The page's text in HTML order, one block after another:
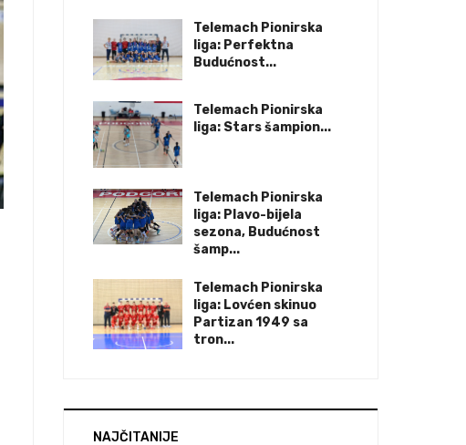
Telemach Pionirska
liga: Perfektna
Budućnost...
Telemach Pionirska
liga: Stars šampion...
Telemach Pionirska
liga: Plavo-bijela
sezona, Budućnost
šamp...
Telemach Pionirska
liga: Lovćen skinuo
Partizan 1949 sa
tron...
NAJČITANIJE